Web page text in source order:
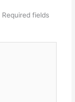
Required fields